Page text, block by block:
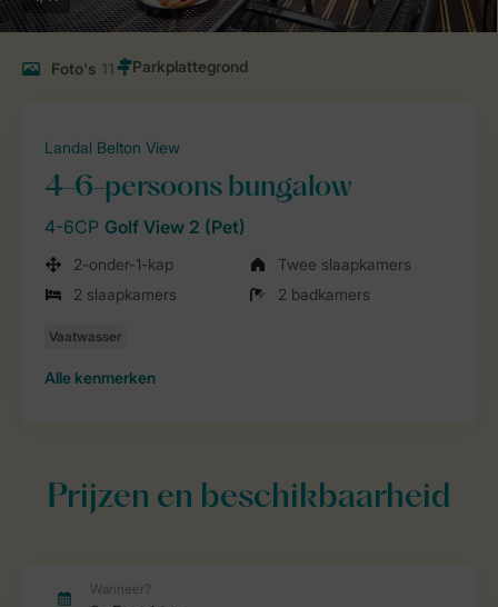
Foto's 11
Landal Belton View
4-6-persoons bungalow
4-6CP Golf View 2 (Pet)
2-onder-1-kap
Twee slaapkamers
2 slaapkamers
2 badkamers
Alle kenmerken
Prijzen en beschikbaarheid